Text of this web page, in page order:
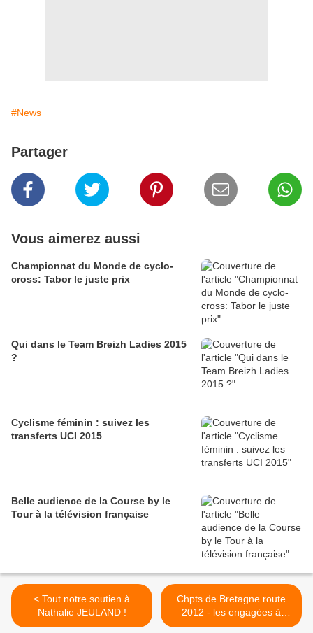
#News
Partager
Vous aimerez aussi
Championnat du Monde de cyclo-
cross: Tabor le juste prix
Qui dans le Team Breizh Ladies 2015
?
Cyclisme féminin : suivez les
transferts UCI 2015
Belle audience de la Course by le
Tour à la télévision française
< Tout notre soutien à
Nathalie JEULAND !
Chpts de Bretagne route
2012 - les engagées à
Plaine-Haute (22) >